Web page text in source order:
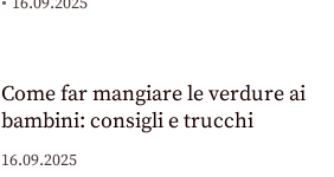
Come far mangiare le verdure ai
bambini: consigli e trucchi
16.09.2025